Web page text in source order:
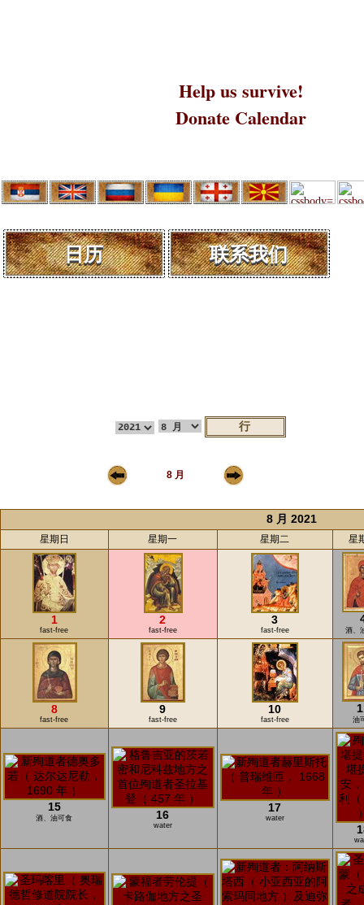
Help us survive!
Donate Calendar
日历 联系我们
8 月
8 月 2021
星期日 星期一 星期二 星
1
fast-free
2
fast-free
3
fast-free 酒、
8
fast-free
9
fast-free
10
fast-free 油
15
酒、油可食 16
water
17
water